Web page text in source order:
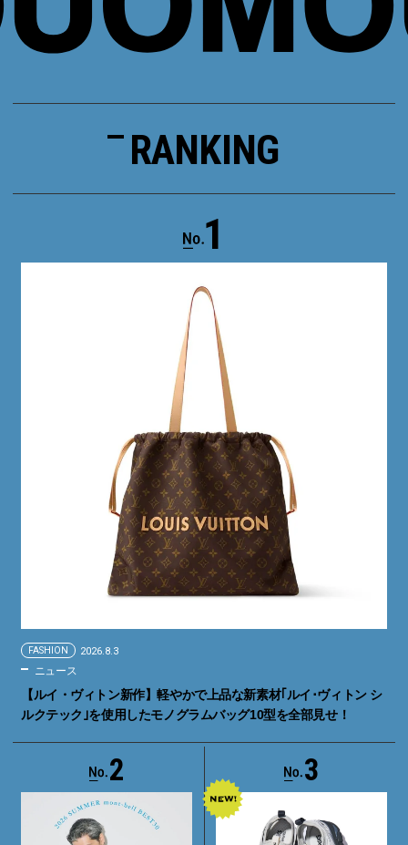
RANKING
1
FASHION 2026.8.3
ニュース
【ルイ・ヴィトン新作】軽やかで上品な新素材｢ルイ･ヴィトン シ
ルクテック｣を使用したモノグラムバッグ10型を全部見せ！
2 3